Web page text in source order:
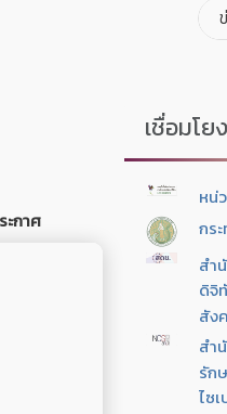
ะกาศ
เชื่อมโย
หน่
กร
สำ
ดิจิ
สัง
สํา
รัก
ไซ